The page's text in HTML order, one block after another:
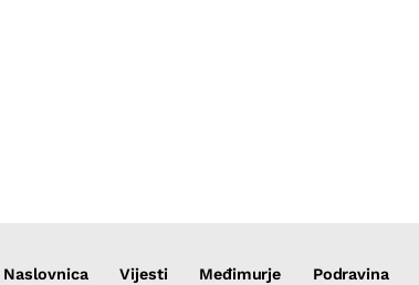
Naslovnica Vijesti Međimurje Podravina